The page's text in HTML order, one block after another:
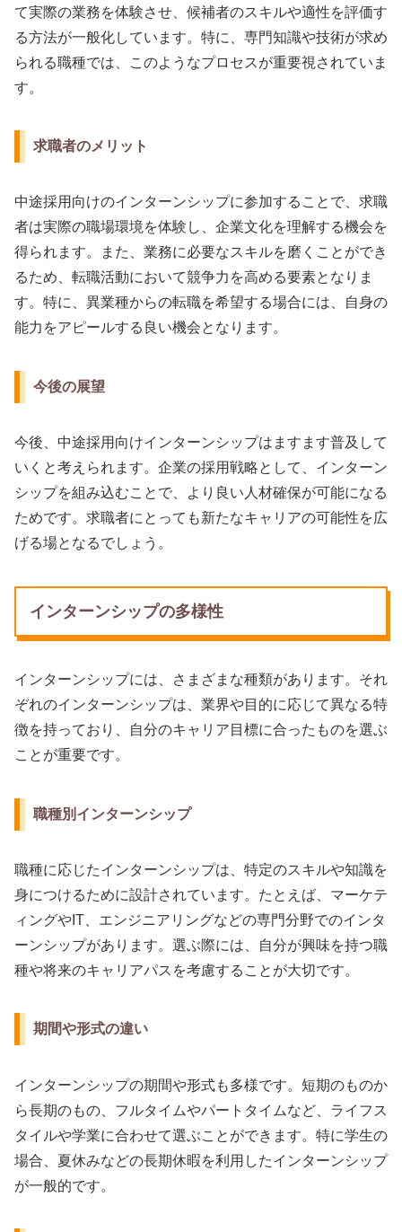
て実際の業務を体験させ、候補者のスキルや適性を評価す
る方法が一般化しています。特に、専門知識や技術が求め
られる職種では、このようなプロセスが重要視されていま
す。
求職者のメリット
中途採用向けのインターンシップに参加することで、求職
者は実際の職場環境を体験し、企業文化を理解する機会を
得られます。また、業務に必要なスキルを磨くことができ
るため、転職活動において競争力を高める要素となりま
す。特に、異業種からの転職を希望する場合には、自身の
能力をアピールする良い機会となります。
今後の展望
今後、中途採用向けインターンシップはますます普及して
いくと考えられます。企業の採用戦略として、インターン
シップを組み込むことで、より良い人材確保が可能になる
ためです。求職者にとっても新たなキャリアの可能性を広
げる場となるでしょう。
インターンシップの多様性
インターンシップには、さまざまな種類があります。それ
ぞれのインターンシップは、業界や目的に応じて異なる特
徴を持っており、自分のキャリア目標に合ったものを選ぶ
ことが重要です。
職種別インターンシップ
職種に応じたインターンシップは、特定のスキルや知識を
身につけるために設計されています。たとえば、マーケテ
ィングやIT、エンジニアリングなどの専門分野でのインタ
ーンシップがあります。選ぶ際には、自分が興味を持つ職
種や将来のキャリアパスを考慮することが大切です。
期間や形式の違い
インターンシップの期間や形式も多様です。短期のものか
ら長期のもの、フルタイムやパートタイムなど、ライフス
タイルや学業に合わせて選ぶことができます。特に学生の
場合、夏休みなどの長期休暇を利用したインターンシップ
が一般的です。